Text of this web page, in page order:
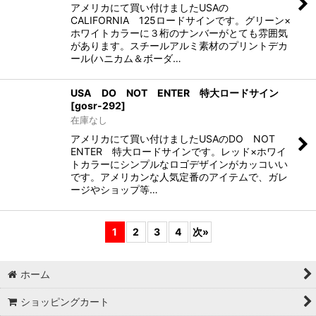
アメリカにて買い付けましたUSAの
CALIFORNIA 125ロードサインです。グリーン×
ホワイトカラーに３桁のナンバーがとても雰囲気
があります。スチールアルミ素材のプリントデカ
ール(ハニカム＆ボーダ…
USA DO NOT ENTER 特大ロードサイン
[gosr-292]
在庫なし
アメリカにて買い付けましたUSAのDO NOT
ENTER 特大ロードサインです。レッド×ホワイ
トカラーにシンプルなロゴデザインがカッコいい
です。アメリカンな人気定番のアイテムで、ガレ
ージやショップ等…
1 2 3 4 次»
ホーム
ショッピングカート